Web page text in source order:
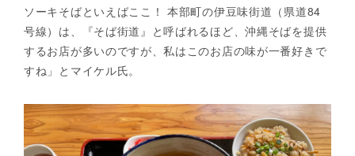
ソーキそばといえばここ！ 本部町の伊豆味街道（県道84
号線）は、『そば街道』と呼ばれるほど、沖縄そばを提供
するお店が多いのですが、私はこのお店の味が一番好きで
すね」とマイケル氏。